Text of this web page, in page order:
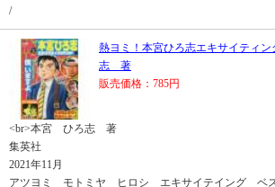
/
熱ヨミ！本宮ひろ志エキサイティ
志 著
販売価格：785円
<br>本宮 ひろ志 著
集英社
2021年11月
アツヨミ モトミヤ ヒロシ エキサイテイング ベ